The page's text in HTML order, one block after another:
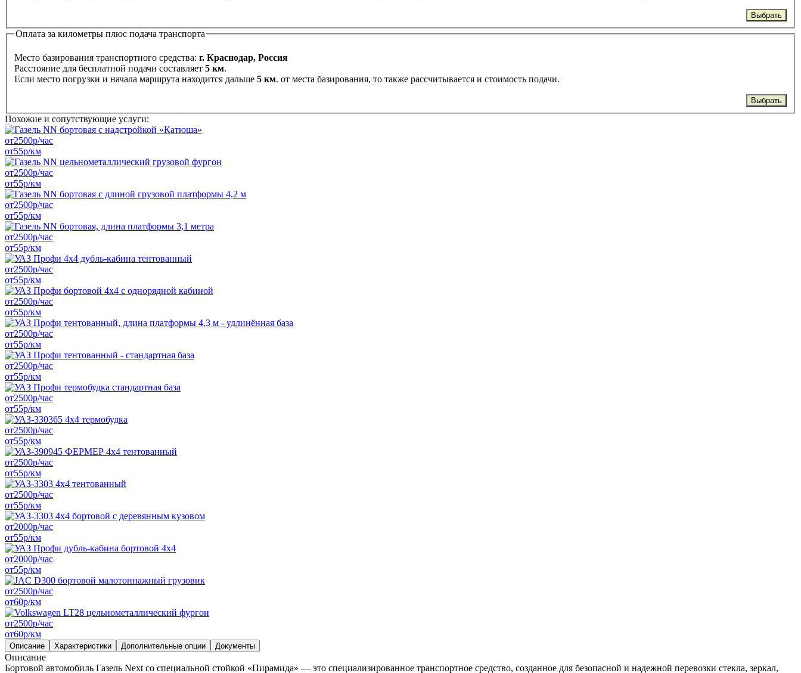
Выбрать
Оплата за километры плюс подача транспорта
Место базирования транспортного средства: г. Краснодар, Россия
Расстояние для бесплатной подачи составляет 5 км.
Если место погрузки и начала маршрута находится дальше 5 км. от места базирования, то также рассчитывается и стоимость подачи.
Выбрать
Похожие и сопутствующие услуги:
от2500р/час
от55р/км
от2500р/час
от55р/км
от2500р/час
от55р/км
от2500р/час
от55р/км
от2500р/час
от55р/км
от2500р/час
от55р/км
от2500р/час
от55р/км
от2500р/час
от55р/км
от2500р/час
от55р/км
от2500р/час
от55р/км
от2500р/час
от55р/км
от2500р/час
от55р/км
от2000р/час
от55р/км
от2000р/час
от55р/км
от2500р/час
от60р/км
от2500р/час
от60р/км
Описание Характеристики Дополнительные опции Документы
Описание
Бортовой автомобиль Газель Next со специальной стойкой «Пирамида» — это специализированное транспортное средство, созданное для безопасной и надежной перевозки стекла, зеркал,